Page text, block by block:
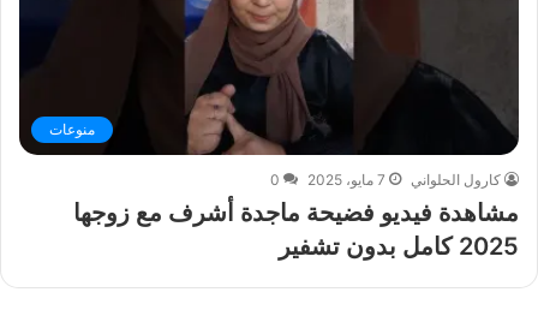
منوعات
كارول الحلواني 7 مايو، 2025 0
مشاهدة فيديو فضيحة ماجدة أشرف مع زوجها
2025 كامل بدون تشفير